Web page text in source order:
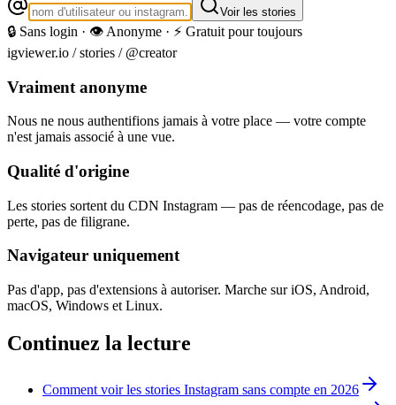
Voir les stories
🔒 Sans login · 👁️ Anonyme · ⚡ Gratuit pour toujours
igviewer.io /stories / @creator
Vraiment anonyme
Nous ne nous authentifions jamais à votre place — votre compte
n'est jamais associé à une vue.
Qualité d'origine
Les stories sortent du CDN Instagram — pas de réencodage, pas de
perte, pas de filigrane.
Navigateur uniquement
Pas d'app, pas d'extensions à autoriser. Marche sur iOS, Android,
macOS, Windows et Linux.
Continuez la lecture
Comment voir les stories Instagram sans compte en 2026